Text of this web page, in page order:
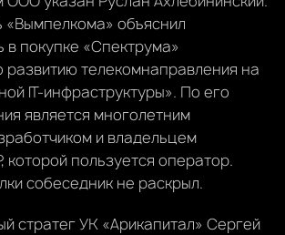
«Вымпелкома» объяснил
в покупке «Спектрума»
развитию телекомнаправления на
IT-инфраструктуры». По его
является многолетним
и владельцем
которой пользуется оператор.
собеседник не раскрыл.
стратег УК «Арикапитал» Сергей